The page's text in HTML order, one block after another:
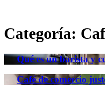
Categoría:
Qué es un barista y
Café de comercio